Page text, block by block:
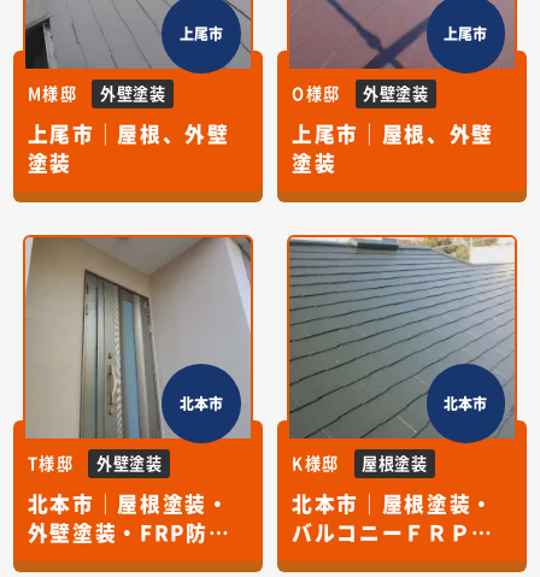
上尾市
M様邸 外壁塗装
上尾市｜屋根、外壁
塗装
上尾市
O様邸 外壁塗装
上尾市｜屋根、外壁
塗装
北本市
T様邸 外壁塗装
北本市｜屋根塗装・
外壁塗装・FRP防
水・目地シーリング
北本市
K様邸 屋根塗装
北本市｜屋根塗装・
バルコニーＦＲＰ防
水